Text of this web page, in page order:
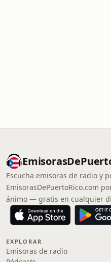
Escucha emisoras de radio y
EmisorasDePuertoRico.com
ánimo — gratis en cualquier
EXPLORAR
Emisoras de radio